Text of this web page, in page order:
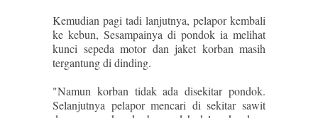
Kemudian pagi tadi lanjutnya, pelapor kembali
ke kebun, Sesampainya di pondok ia melihat
kunci sepeda motor dan jaket korban masih
tergantung di dinding.
"Namun korban tidak ada disekitar pondok.
Selanjutnya pelapor mencari di sekitar sawit